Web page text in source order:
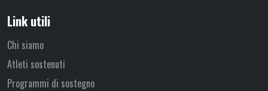
Link utili
Chi siamo
Atleti sostenuti
Programmi di sostegno